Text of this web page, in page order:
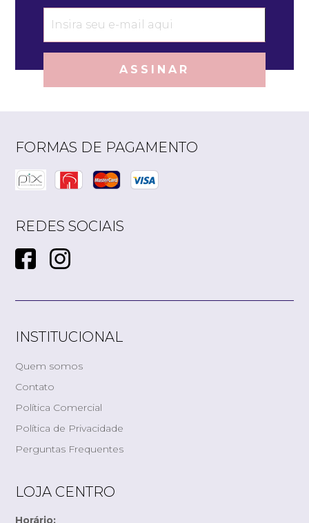
ASSINAR
FORMAS DE PAGAMENTO
REDES SOCIAIS
INSTITUCIONAL
Quem somos
Contato
Política Comercial
Política de Privacidade
Perguntas Frequentes
LOJA CENTRO
Horário: